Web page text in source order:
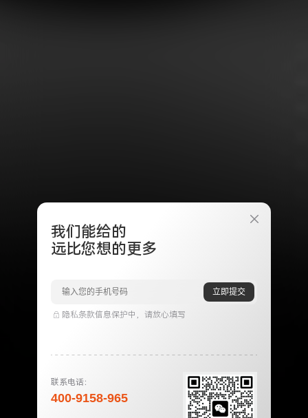
我们能给的
远比您想的更多
立即提交
隐私条款信息保护中，请放心填写
联系电话：
400-9158-965